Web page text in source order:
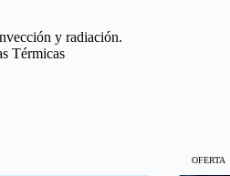
y radiación.
Térmicas
OFERTA